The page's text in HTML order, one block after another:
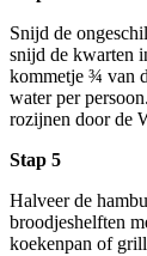
Snijd de
snijd de kwarten
kommetje ¾ van
water per
rozijnen door de
Stap 5
Halveer de
broodjeshelften
koekenpan of